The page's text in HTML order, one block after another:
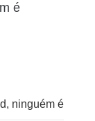
é
ninguém é